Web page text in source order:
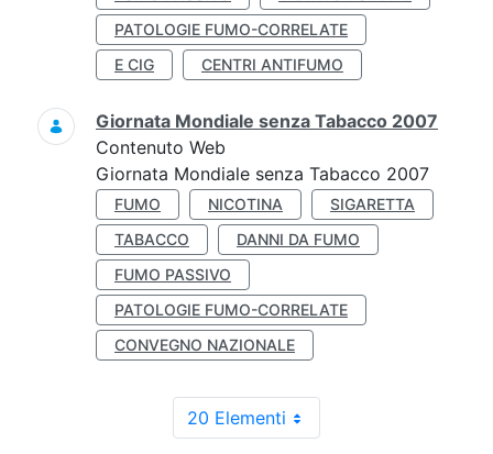
PATOLOGIE FUMO-CORRELATE
E CIG
CENTRI ANTIFUMO
Giornata Mondiale senza Tabacco 2007
Contenuto Web
Giornata Mondiale senza Tabacco 2007
FUMO NICOTINA
SIGARETTA
TABACCO
DANNI DA FUMO
FUMO PASSIVO
PATOLOGIE FUMO-CORRELATE
CONVEGNO NAZIONALE
20 Elementi